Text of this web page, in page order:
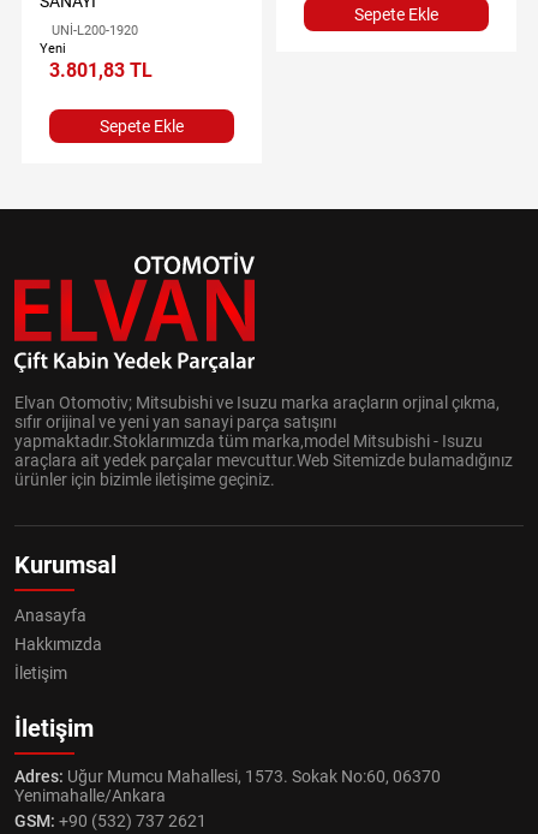
UNİ-L200-1920
Yeni
3.801,83 TL
Sepete Ekle
Sepete Ekle
Elvan Otomotiv; Mitsubishi ve Isuzu marka araçların orjinal çıkma,
sıfır orijinal ve yeni yan sanayi parça satışını
yapmaktadır.Stoklarımızda tüm marka,model Mitsubishi - Isuzu
araçlara ait yedek parçalar mevcuttur.Web Sitemizde bulamadığınız
ürünler için bizimle iletişime geçiniz.
Kurumsal
Anasayfa
Hakkımızda
İletişim
İletişim
Adres: Uğur Mumcu Mahallesi, 1573. Sokak No:60, 06370
Yenimahalle/Ankara
GSM: +90 (532) 737 2621